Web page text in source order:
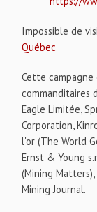
Impossible de
Québec
Cette
commanditaires
Eagle Limitée,
Corporation,
l'or (The World
Ernst & Young
(Mining Matters),
Mining Journal.